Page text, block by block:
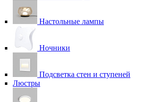
Настольные лампы
Ночники
Подсветка стен и ступеней
Люстры